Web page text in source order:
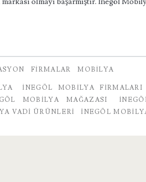
FIRMALAR MOBILYA
INEGÖL MOBILYA FIRMALARI
MOBILYA MAĞAZASI
VADI ÜRÜNLERI
INEGÖL